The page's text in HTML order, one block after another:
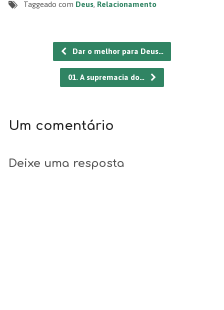
Taggeado com Deus, Relacionamento
Dar o melhor para Deus…
01. A supremacia do…
Um comentário
Deixe uma resposta